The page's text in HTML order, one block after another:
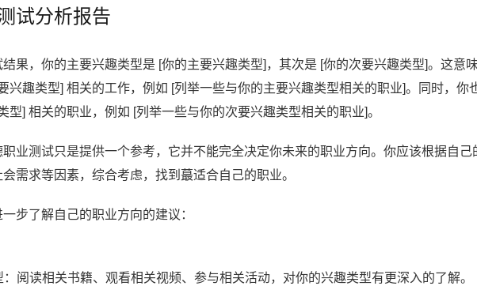
试分析报告
果，你的主要兴趣类型是 [你的主要兴趣类型]，其次是 [你的次要兴趣类型]。这意
兴趣类型] 相关的工作，例如 [列举一些与你的主要兴趣类型相关的职业]。同时，你
型] 相关的职业，例如 [列举一些与你的次要兴趣类型相关的职业]。
业测试只是提供一个参考，它并不能完全决定你未来的职业方向。你应该根据自己
需求等因素，综合考虑，找到蕞适合自己的职业。
步了解自己的职业方向的建议：
阅读相关书籍、观看相关视频、参与相关活动，对你的兴趣类型有更深入的了解。